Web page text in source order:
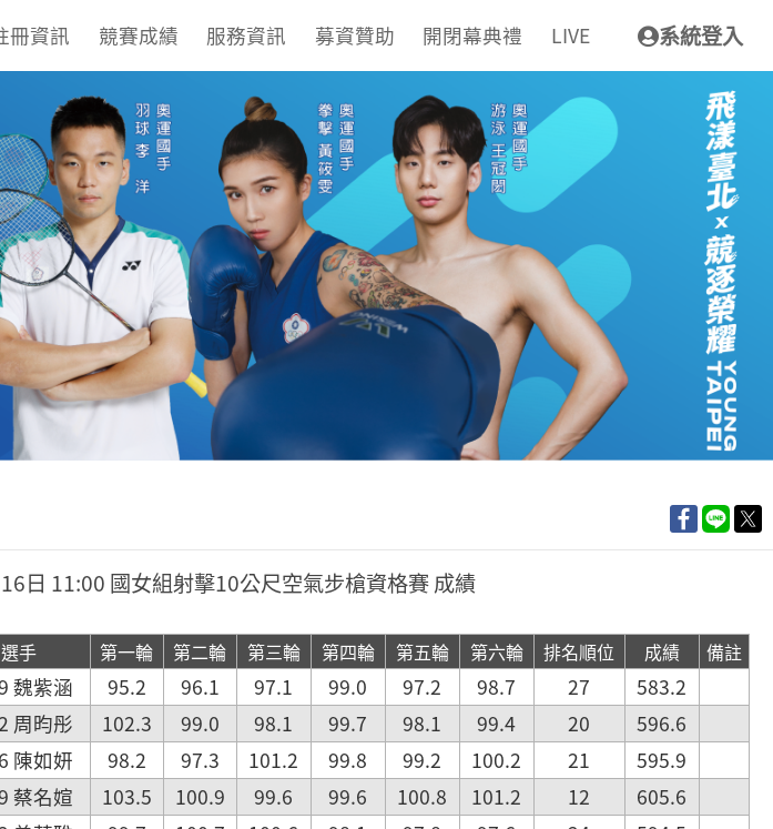
冊資訊 競賽成績 服務資訊 募資贊助 開閉幕典禮 LIVE 系統登入
日 11:00 國女組射擊10公尺空氣步槍資格賽 成績
選手 第一輪 第二輪 第三輪 第四輪 第五輪 第六輪 排名順位 成績 備註
魏紫涵 95.2 96.1 97.1 99.0 97.2 98.7 27
583.2
周昀彤 102.3 99.0 98.1 99.7 98.1 99.4 20
596.6
陳如妍 98.2 97.3 101.2 99.8 99.2 100.2 21
595.9
蔡名媗 103.5 100.9 99.6 99.6 100.8 101.2 12
605.6